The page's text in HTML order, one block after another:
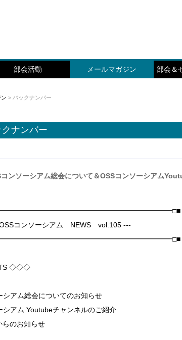
部会活動 メールマガジン 部会＆
> バックナンバー
ナンバー
ンソーシアム総会について＆OSSコンソーシアム
ソーシアム NEWS vol.105 ---
◇◇◇
シアム総会についてのお知らせ
シアム Youtubeチャンネルのご紹介
らのお知らせ